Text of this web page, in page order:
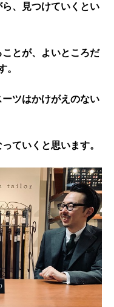
、見つけていくとい
とが、よいところだ
。
ツはかけがえのない
ていくと思います。